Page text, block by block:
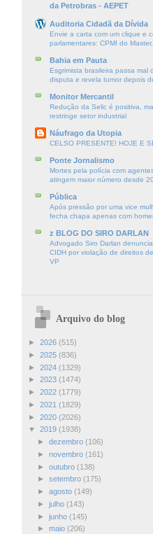
da Petrobras - AEPET
Auditoria Cidadã da Dívida
Envie a carta com um clique e
parlamentares: CPMI do
Bahia em Pauta
Esgrimista brasileira passa mal
disputa e revela tumor depois
Monitor Mercantil
Redução da Selic é positiva,
restringe setor industrial
Náufrago da Utopia
CELSO PRESENTE! HOJE E
Ponte Jornalismo
Mortes pela polícia com
atingem maior número desde
Pública
Após pressão por uma vice
fecha chapa apenas com
z BLOG DO SIRO DARLAN
Advogado Siro Darlan
CIDH por violação de direitos
VP
Arquivo do blog
► 2026 (515)
► 2025 (836)
► 2024 (1329)
► 2023 (1474)
► 2022 (1779)
► 2021 (1829)
► 2020 (2026)
▼ 2019 (1938)
► dezembro (106)
► novembro (161)
► outubro (138)
► setembro (175)
► agosto (149)
► julho (143)
► junho (145)
► maio (206)